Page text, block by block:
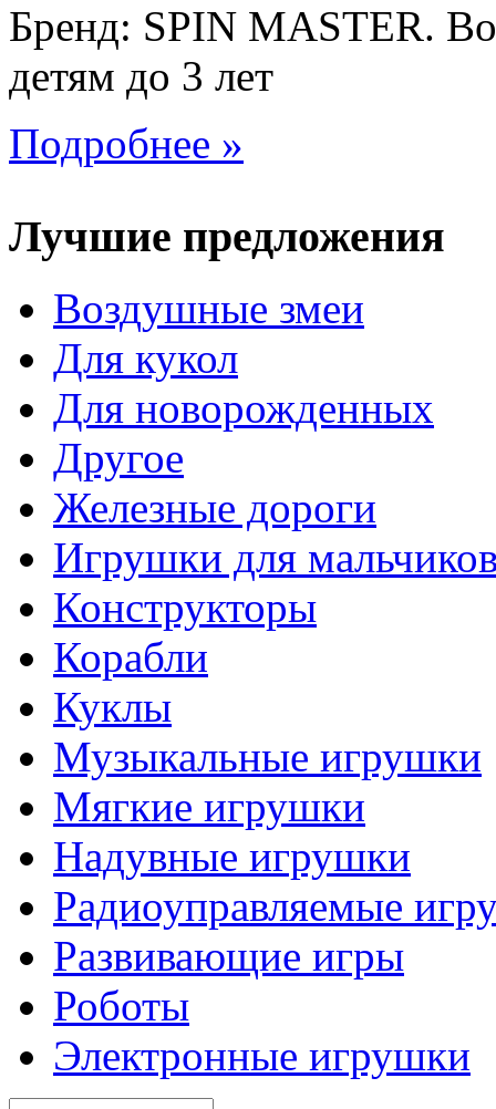
Бренд: SPIN MASTER.
детям до 3 лет
Подробнее »
Лучшие предложения
Воздушные змеи
Для кукол
Для новорожденных
Другое
Железные дороги
Игрушки для
Конструкторы
Корабли
Куклы
Музыкальные игрушки
Мягкие игрушки
Надувные игрушки
Радиоуправляемые
Развивающие игры
Роботы
Электронные игрушки